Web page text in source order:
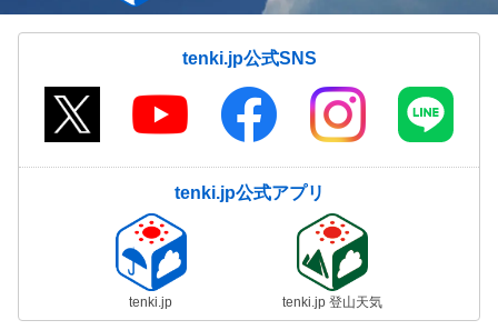
tenki.jp公式SNS
tenki.jp公式アプリ
tenki.jp tenki.jp 登山天気